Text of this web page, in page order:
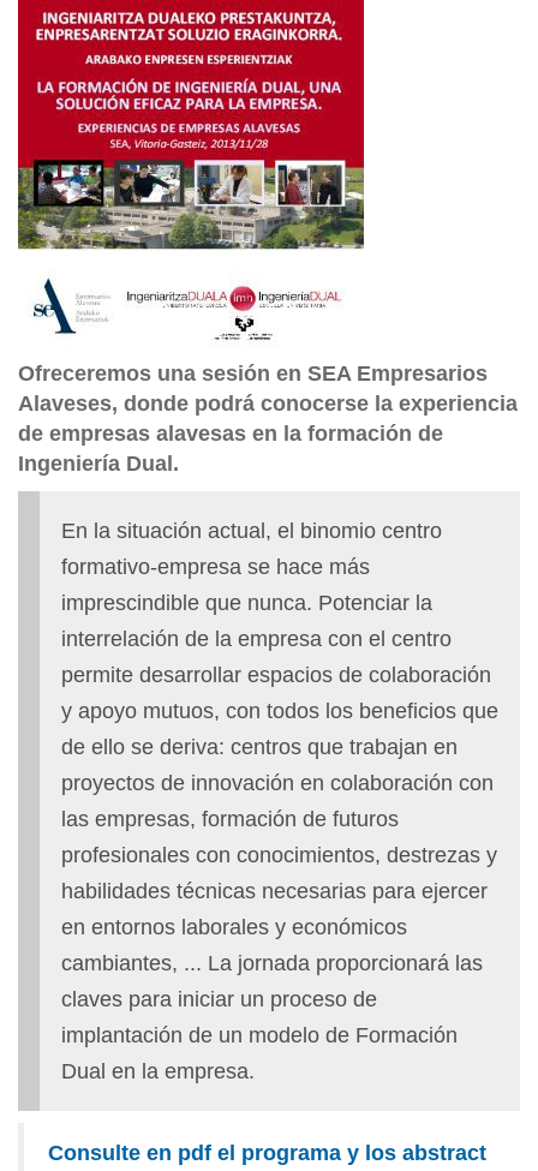
Ofreceremos una sesión en SEA Empresarios
Alaveses, donde podrá conocerse la experiencia
de empresas alavesas en la formación de
Ingeniería Dual.
En la situación actual, el binomio centro
formativo-empresa se hace más
imprescindible que nunca. Potenciar la
interrelación de la empresa con el centro
permite desarrollar espacios de colaboración
y apoyo mutuos, con todos los beneficios que
de ello se deriva: centros que trabajan en
proyectos de innovación en colaboración con
las empresas, formación de futuros
profesionales con conocimientos, destrezas y
habilidades técnicas necesarias para ejercer
en entornos laborales y económicos
cambiantes, ... La jornada proporcionará las
claves para iniciar un proceso de
implantación de un modelo de Formación
Dual en la empresa.
Consulte en pdf el programa y los abstract